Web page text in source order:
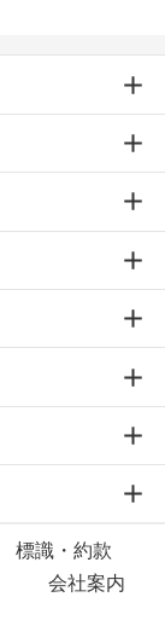
標識・約款
会社案内